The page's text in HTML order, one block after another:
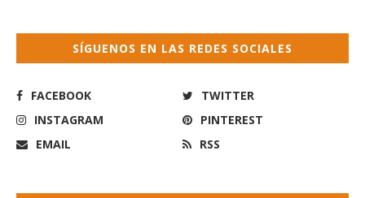
SÍGUENOS EN LAS REDES SOCIALES
FACEBOOK
TWITTER
INSTAGRAM
PINTEREST
EMAIL
RSS